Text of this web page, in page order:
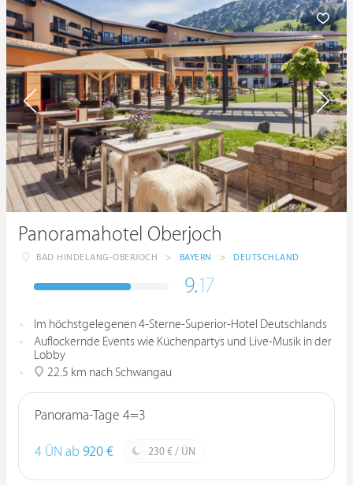
Panoramahotel Oberjoch
BAD HINDELANG-OBERJOCH > BAYERN > DEUTSCHLAND
9.17
Im höchstgelegenen 4-Sterne-Superior-Hotel Deutschlands
Auflockernde Events wie Küchenpartys und Live-Musik in der
Lobby
22.5 km nach Schwangau
Panorama-Tage 4=3
4 ÜN ab 920 € 230 € / ÜN